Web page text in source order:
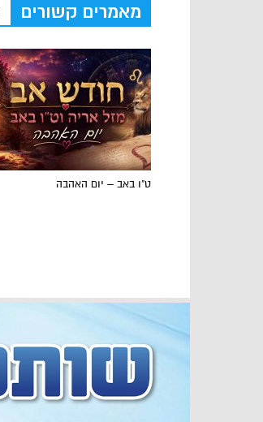
מאמרים קשורים
ט"ו באב – יום האהבה